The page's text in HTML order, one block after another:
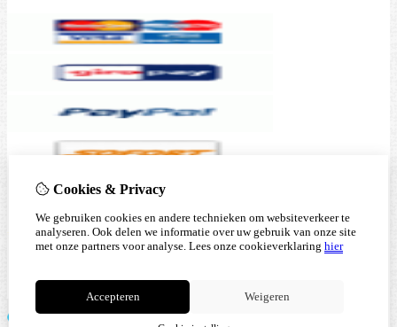
Cookies & Privacy
We gebruiken cookies en andere technieken om websiteverkeer te
analyseren. Ook delen we informatie over uw gebruik van onze site
met onze partners voor analyse. Lees onze cookieverklaring hier
Accepteren Weigeren